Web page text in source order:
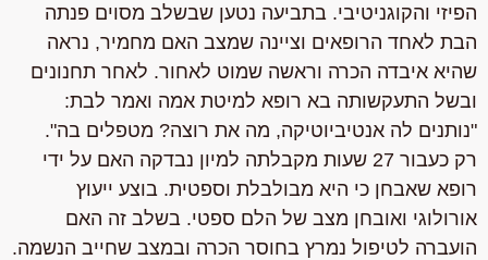
הפיזי והקוגניטיבי. בתביעה נטען שבשלב מסוים פנתה
הבת לאחד הרופאים וציינה שמצב האם מחמיר, נראה
שהיא איבדה הכרה וראשה שמוט לאחור. לאחר תחנונים
ובשל התעקשותה בא רופא למיטת אמה ואמר לבת:
"נותנים לה אנטיביוטיקה, מה את רוצה? מטפלים בה".
רק כעבור 27 שעות מקבלתה למיון נבדקה האם על ידי
רופא שאבחן כי היא מבולבלת וספטית. בוצע ייעוץ
אורולוגי ואובחן מצב של הלם ספטי. בשלב זה האם
הועברה לטיפול נמרץ בחוסר הכרה ובמצב שחייב הנשמה.